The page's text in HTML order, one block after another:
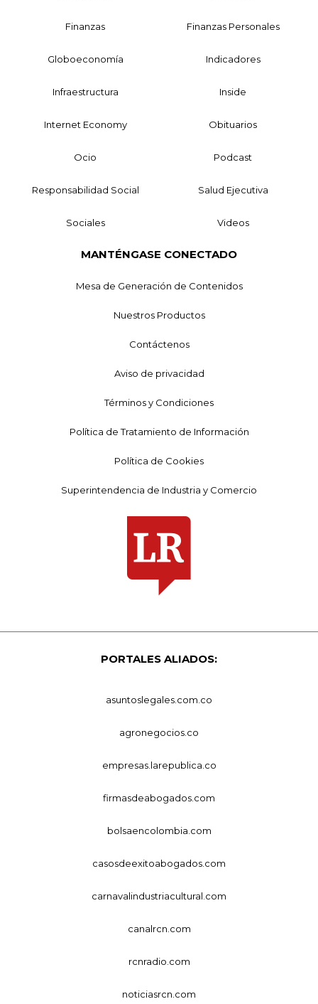
Finanzas Finanzas Personales
Globoeconomía Indicadores
Infraestructura Inside
Internet Economy Obituarios
Ocio Podcast
Responsabilidad Social Salud Ejecutiva
Sociales Videos
MANTÉNGASE CONECTADO
Mesa de Generación de Contenidos
Nuestros Productos
Contáctenos
Aviso de privacidad
Términos y Condiciones
Política de Tratamiento de Información
Política de Cookies
Superintendencia de Industria y Comercio
PORTALES ALIADOS:
asuntoslegales.com.co
agronegocios.co
empresas.larepublica.co
firmasdeabogados.com
bolsaencolombia.com
casosdeexitoabogados.com
carnavalindustriacultural.com
canalrcn.com
rcnradio.com
noticiasrcn.com